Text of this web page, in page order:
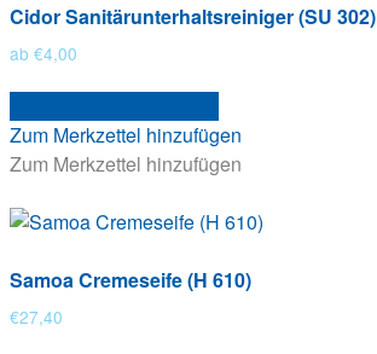
Optionen
Produktseite
gewählt
Cidor Sanitärunterhaltsreiniger (SU 302)
ab €4,00
Dieses
Produkt
weist
mehrere
auf.
Optionen
Zum Merkzettel hinzufügen
Zum Merkzettel hinzufügen
Samoa Cremeseife (H 610)
€27,40